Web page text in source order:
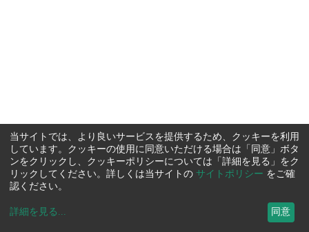
当サイトでは、より良いサービスを提供するため、クッキーを利用
しています。クッキーの使用に同意いただける場合は「同意」ボタ
ンをクリックし、クッキーポリシーについては「詳細を見る」をク
リックしてください。詳しくは当サイトの サイトポリシー をご確
認ください。
詳細を見る ... 同意